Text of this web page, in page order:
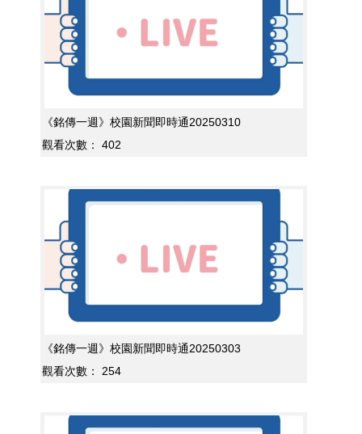
《銘傳一週》校園新聞即時通20250310
觀看次數：
402
《銘傳一週》校園新聞即時通20250303
觀看次數：
254